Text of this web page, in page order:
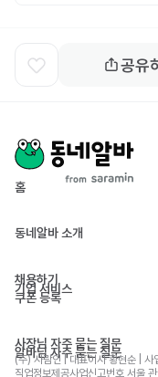
공유
홈
동네알바 소개
채용하기
기업 서비스
쿠폰 등록
사장님 자주 묻는 질문
알바님 자주 묻는 질문
(주) 사람인 | 대표이사 황현순 |
직업정보제공사업신고번호 서